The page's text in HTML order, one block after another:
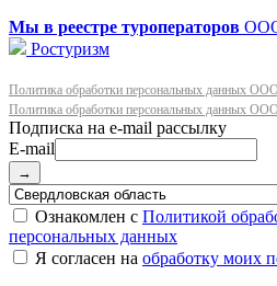
Мы в реестре туроператоров ООО
Ростуризм
Политика обработки персональных данных
Политика обработки персональных данных
E-mail
→
Ознакомлен с Политикой
персональных данных
Я согласен на обработку моих